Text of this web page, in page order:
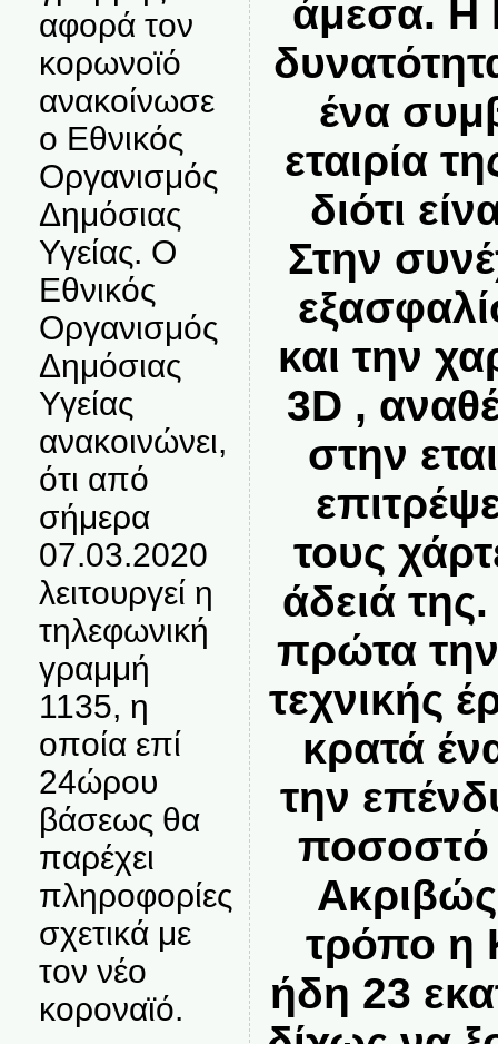
αφορά τον
κορωνοϊό
ανακοίνωσε
ο Εθνικός
Οργανισμός
Δημόσιας
Υγείας. Ο
Εθνικός
Οργανισμός
Δημόσιας
Υγείας
ανακοινώνει,
ότι από
σήμερα
07.03.2020
λειτουργεί η
τηλεφωνική
γραμμή
1135, η
οποία επί
24ώρου
βάσεως θα
παρέχει
πληροφορίες
σχετικά με
τον νέο
κοροναϊό.
άμεσα. Η
ένα
εταιρία
διότι
Στην
και την
3D ,
στην
τους
άδειά της.
πρώτα
τεχνικής
κρατά
την
ποσοστό
τρόπο η
ήδη 23